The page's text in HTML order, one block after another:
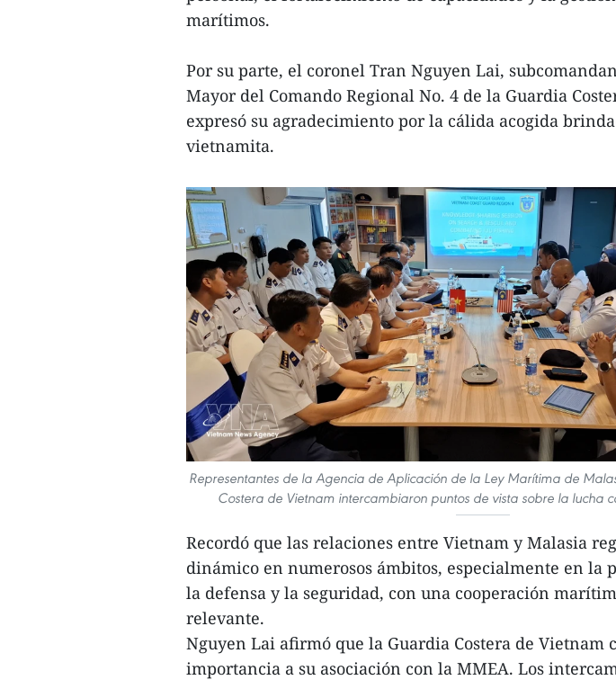
marítimos.
Por su parte, el coronel Tran Nguyen Lai,
Mayor del Comando Regional No. 4 de la Guardia
expresó su agradecimiento por la cálida acogida
vietnamita.
Representantes de la Agencia de Aplicación de la Ley Marítima de
Costera de Vietnam intercambiaron puntos de vista sobre la lucha
Recordó que las relaciones entre Vietnam y Malasia
dinámico en numerosos ámbitos, especialmente en la
la defensa y la seguridad, con una cooperación
relevante.
Nguyen Lai afirmó que la Guardia Costera de Vietnam
importancia a su asociación con la MMEA. Los